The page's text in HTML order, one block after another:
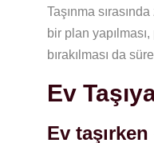
Taşınma
bir plan
bırakılması da
Ev
Ev